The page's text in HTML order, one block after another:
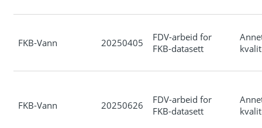
FKB-Vann 20250405
FDV-arbeid for
FKB-datasett
FKB-Vann 20250626
FDV-arbeid for
FKB-datasett